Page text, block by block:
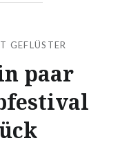
GEFLÜSTER
paar